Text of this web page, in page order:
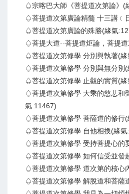
♤宗喀巴大師《菩提道次第論》(
♤菩提道次第廣論精髓 十三講﹝
♤菩提道次第廣論的殊勝(緣氣
♤菩提大道--菩提道炬論，菩提
♤菩提道次第修學 分別與執著(
♤菩提道次第修學 分別與無分別
♤菩提道次第修學 止觀的實質(
♤菩提道次第修學 大乘的慈悲和
氣:11467)
♤菩提道次第修學 菩薩道的修行
♤菩提道次第修學 自他相換(緣氣
♤菩提道次第修學 受持菩提心的
♤菩提道次第修學 如何信受並發
♤菩提道次第修學 道次第的核心
♤菩提道次第修學 解脫道和菩薩